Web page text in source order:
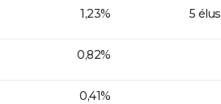
1,23% 5 élus
0,82%
0,41%